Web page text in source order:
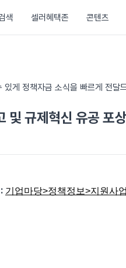
색 셀러혜택존 콘텐츠
게 정책자금 소식을 빠르게 전달
규제혁신 유공 포
: 기업마당>정책정보>지원사